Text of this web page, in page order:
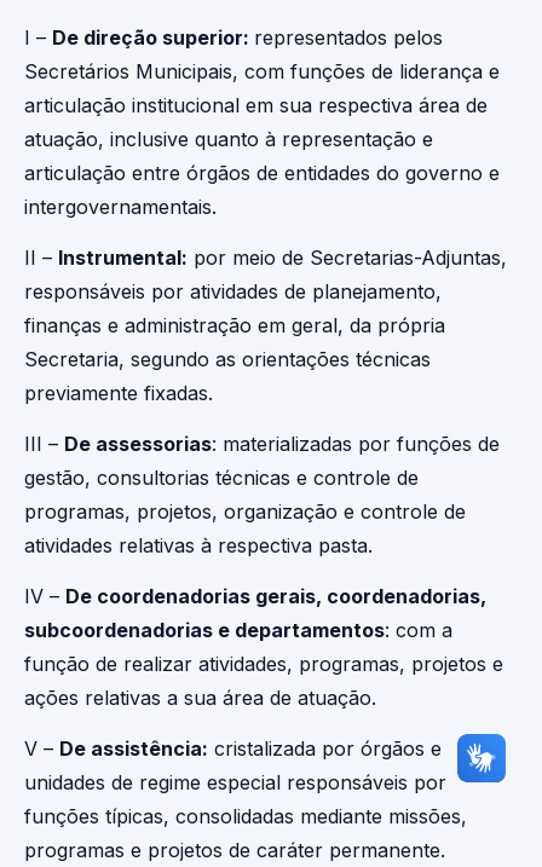
I – De direção superior: representados pelos
Secretários Municipais, com funções de liderança e
articulação institucional em sua respectiva área de
atuação, inclusive quanto à representação e
articulação entre órgãos de entidades do governo e
intergovernamentais.
II – Instrumental: por meio de Secretarias-Adjuntas,
responsáveis por atividades de planejamento,
finanças e administração em geral, da própria
Secretaria, segundo as orientações técnicas
previamente fixadas.
III – De assessorias: materializadas por funções de
gestão, consultorias técnicas e controle de
programas, projetos, organização e controle de
atividades relativas à respectiva pasta.
IV – De coordenadorias gerais, coordenadorias,
subcoordenadorias e departamentos: com a
função de realizar atividades, programas, projetos e
ações relativas a sua área de atuação.
V – De assistência: cristalizada por órgãos e
unidades de regime especial responsáveis por
funções típicas, consolidadas mediante missões,
programas e projetos de caráter permanente.